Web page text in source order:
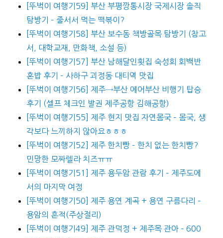
[뚜벅이 여행기59] 부산 부평깡통시장 국제시장 솔직
탐방기 – 줄서서 먹는 떡볶이?
[뚜벅이 여행기58] 부산 보수동 책방골목 탐방기 (참고
서, 대학교재, 만화책, 소설 등)
[뚜벅이 여행기57] 부산 남해달인횟집 숙성회 회백반
혼밥 후기 – 사하구 괴정동 대티역 맛집
[뚜벅이 여행기56] 제주→부산 에어부산 비행기 탑승
후기 (셀프 체크인 발권 제주공항 김해공항)
[뚜벅이 여행기55] 제주 현지 맛집 자연몸국 – 몸국, 생
각보다 느끼하지 않아요ㅎㅎㅎ
[뚜벅이 여행기52] 제주 한치빵 – 한치 없는 한치빵?
민망한 모짜렐라 치즈ㅠㅠ
[뚜벅이 여행기51] 제주 용두암 관람 후기 – 제주도에
서의 마지막 여정
[뚜벅이 여행기50] 제주 용연 계곡 + 용연 구름다리 –
용암의 흔적(주상절리)
[뚜벅이 여행기49] 제주 관덕정 + 제주목 관아 – 600